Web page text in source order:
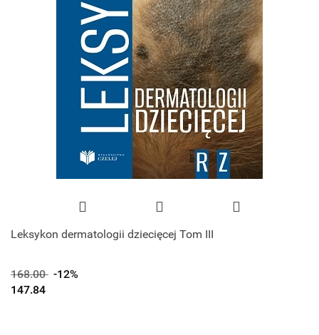
Leksykon dermatologii dziecięcej Tom III
168.00 -12%
147.84